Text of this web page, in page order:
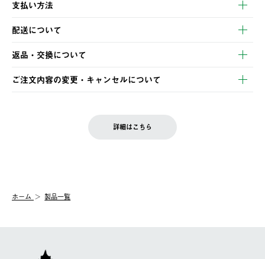
支払い方法
以下のいずれかの方法でお支払いいただけます。
・クレジットカード決済
・コンビニ決済
・Pay-easy決済
配送について
【発送スケジュール】
ご注文・ご入金完了より2営業日以内に商品を発送いたします。
土日祝の発送はございませんので、木曜日以降のご注文は週明け
の発送となる場合がございます。
【配送業者】
佐川急便にて配送されます。
返品・交換について
※お客様都合の場合
お客様都合の返品にかかる送料は、お客様ご負担とさせていただ
む）は受け付けておりません。
一度お手元の商品を返品いただき、ご希望商品を再注文してくだ
ご注文内容の変更・キャンセルについて
LOGOS FAMILY会員の方は、会員マイページ内 購入履歴画面に
詳細はこちら
ホーム 製品一覧